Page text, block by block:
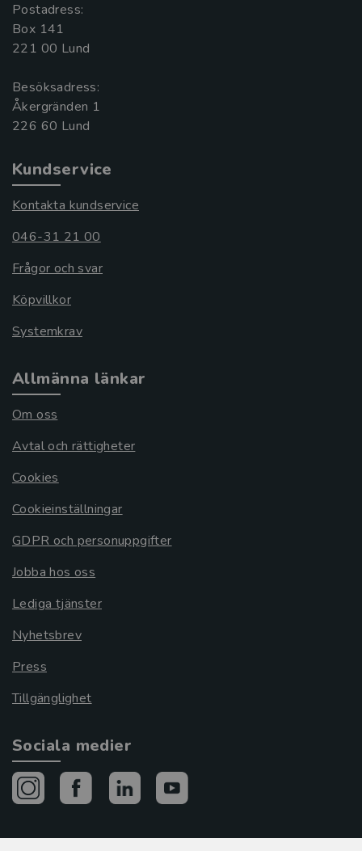
Postadress:
Box 141
221 00 Lund
Besöksadress:
Åkergränden 1
Kundservice
Kontakta kundservice
046-31 21 00
Frågor och svar
Köpvillkor
Systemkrav
Allmänna länkar
Om oss
Avtal och rättigheter
Cookies
Cookieinställningar
GDPR och personuppgifter
Jobba hos oss
Lediga tjänster
Nyhetsbrev
Press
Tillgänglighet
Sociala medier